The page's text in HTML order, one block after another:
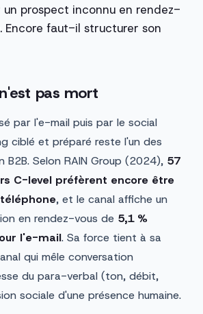
prospect inconnu en rendez-
Encore faut-il structurer son
pas mort
par l'e-mail puis par le social
ciblé et préparé reste l'un des
B2B. Selon RAIN Group (2024), 57
C-level préfèrent encore être
, et le canal affiche un
en rendez-vous de 5,1 %
l'e-mail. Sa force tient à sa
qui mêle conversation
du para-verbal (ton, débit,
sociale d'une présence humaine.